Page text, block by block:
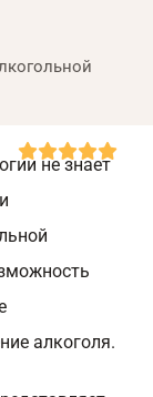
не знает
алкоголя.